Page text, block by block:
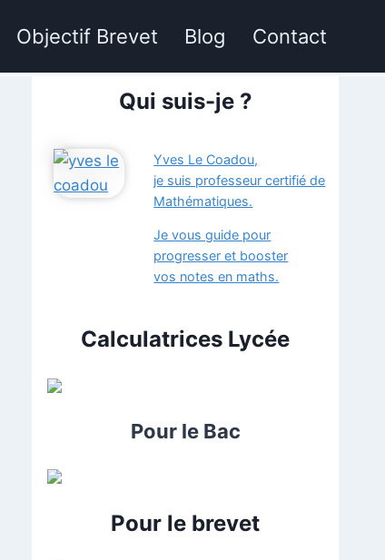
Objectif Brevet Blog Contact
Qui suis-je ?
Yves Le Coadou,
je suis professeur certifié de
Mathématiques.
Je vous guide pour
progresser et booster
vos notes en maths.
Calculatrices Lycée
Pour le Bac
Pour le brevet